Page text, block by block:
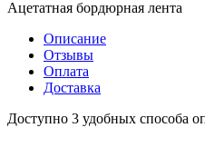
Ацетатная бордюрная лента
Описание
Отзывы
Оплата
Доставка
Доступно 3 удобных способа